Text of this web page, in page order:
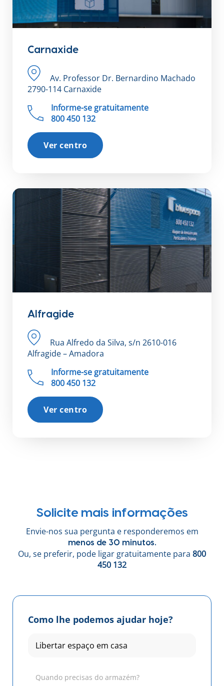
Carnaxide
Av. Professor Dr. Bernardino Machado
2790-114 Carnaxide
Informe-se gratuitamente
800 450 132
Ver centro
Alfragide
Rua Alfredo da Silva, s/n 2610-016
Alfragide – Amadora
Informe-se gratuitamente
800 450 132
Ver centro
Solicite mais informações
Envie-nos sua pergunta e responderemos em
menos de 30 minutos.
Ou, se preferir, pode ligar gratuitamente para 800
450 132
Como lhe podemos ajudar hoje?
Quando precisas do armazém?